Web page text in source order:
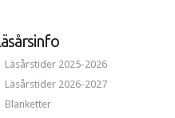
Läsårstider 2025-2026
Läsårstider 2026-2027
Blanketter